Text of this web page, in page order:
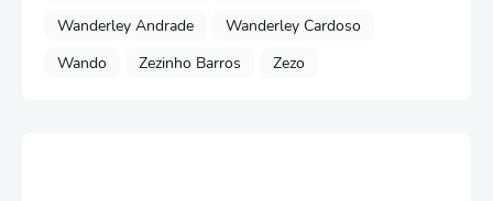
Wanderley Andrade
Wanderley Cardoso
Wando
Zezinho Barros Zezo